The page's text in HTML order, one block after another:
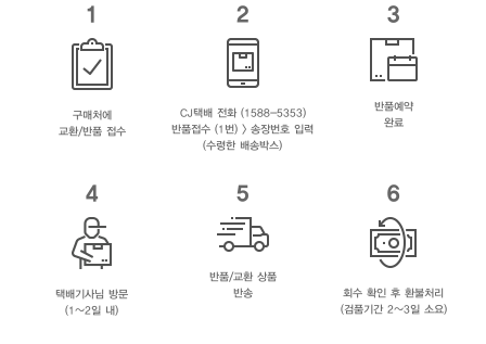
1
구매처에
교환/반품 접수
2
CJ택배 전화 (1588-5353)
반품접수 (1번) > 송장번호 입력
(수령한 배송박스)
3
반품예약
완료
4
택배기사님 방문
(1~2일 내)
5
반품/교환 상품
반송
6
회수 확인 후 환불처리
(검품기간 2~3일 소요)